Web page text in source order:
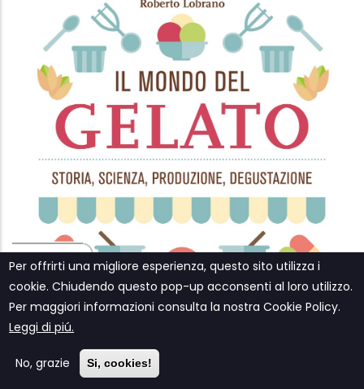
Per offrirti una migliore esperienza, questo sito utilizza i
cookie. Chiudendo questo pop-up acconsenti al loro utilizzo.
Per maggiori informazioni consulta la nostra Cookie Policy.
Leggi di piú.
No, grazie Si, cookies!